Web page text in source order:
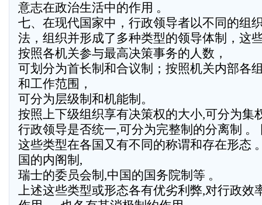
意志在政治生活中的作用 。
七、在现代国家中，行政领导者以不同的组
法，组织并形成了多种类型的领导体制，这
按照各机关参与最高决策事务的人数，
可划分为首长制和合议制；按照机关内部各
和工作范围，
可分为层级制和机能制。
按照上下级组织享有决策权的大小,可分为集
行政领导是否统一,可分为完整制的分离制 。
这些类型在各国又有不同的称谓和存在形态
国的内阁制,
瑞士的委员会制,中国的国务院制等 。
上述这些类型或形态各有优劣利弊,对行政效